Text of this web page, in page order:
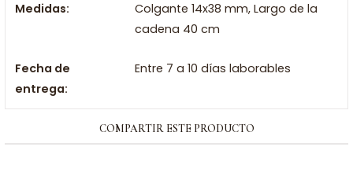
Medidas:
Colgante 14x38 mm, Largo de la
cadena 40 cm
Fecha de
entrega:
Entre 7 a 10 días laborables
COMPARTIR ESTE PRODUCTO